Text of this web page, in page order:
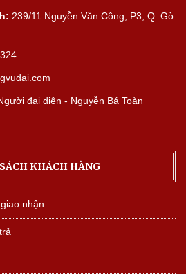
239/11 Nguyễn Văn Công, P3, Q. Gò
đại diện - Nguyễn Bá Toàn
KHÁCH HÀNG
nhận